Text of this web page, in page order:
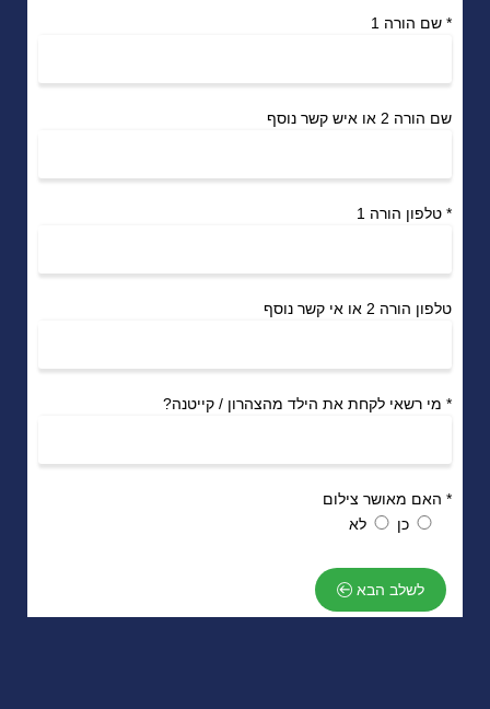
* שם הורה 1
שם הורה 2 או איש קשר נוסף
* טלפון הורה 1
טלפון הורה 2 או אי קשר נוסף
* מי רשאי לקחת את הילד מהצהרון / קייטנה?
* האם מאושר צילום
כן
לא
לשלב הבא